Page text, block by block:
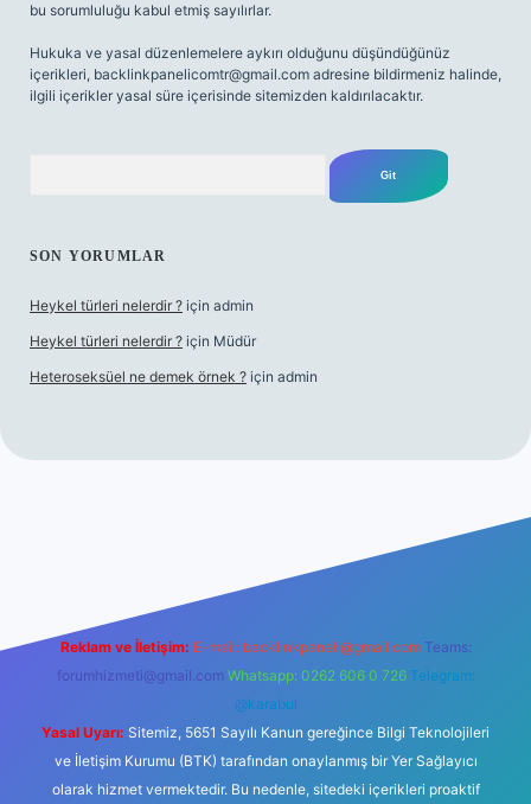
bu sorumluluğu kabul etmiş sayılırlar.
Hukuka ve yasal düzenlemelere aykırı olduğunu düşündüğünüz
içerikleri, backlinkpanelicomtr@gmail.com adresine bildirmeniz halinde,
ilgili içerikler yasal süre içerisinde sitemizden kaldırılacaktır.
SON YORUMLAR
Heykel türleri nelerdir ? için admin
Heykel türleri nelerdir ? için Müdür
Heteroseksüel ne demek örnek ? için admin
Reklam ve İletişim: E-mail: backlinkpaneli@gmail.com Teams:
forumhizmeti@gmail.com Whatsapp: 0262 606 0 726 Telegram:
@karabul
Yasal Uyarı: Sitemiz, 5651 Sayılı Kanun gereğince Bilgi Teknolojileri
ve İletişim Kurumu (BTK) tarafından onaylanmış bir Yer Sağlayıcı
olarak hizmet vermektedir. Bu nedenle, sitedeki içerikleri proaktif